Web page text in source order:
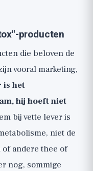
producten
die beloven de
vooral marketing,
is het
hij hoeft niet
bij vette lever is
niet de
andere thee of
nog, sommige